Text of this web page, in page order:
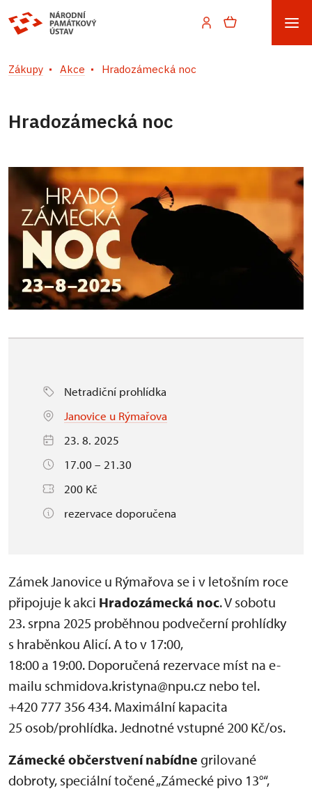
Zákupy Akce Hradozámecká noc
Hradozámecká noc
Netradiční prohlídka
Janovice u Rýmařova
23. 8. 2025
17.00 – 21.30
200 Kč
rezervace doporučena
Zámek Janovice u Rýmařova se i v letošním roce
připojuje k akci Hradozámecká noc. V sobotu
23. srpna 2025 proběhnou podvečerní prohlídky
s hraběnkou Alicí. A to v 17:00,
18:00 a 19:00. Doporučená rezervace míst na e-
mailu schmidova.kristyna@npu.cz nebo tel.
+420 777 356 434. Maximální kapacita
25 osob/prohlídka. Jednotné vstupné 200 Kč/os.
Zámecké občerstvení nabídne grilované
dobroty, speciální točené „Zámecké pivo 13°“,